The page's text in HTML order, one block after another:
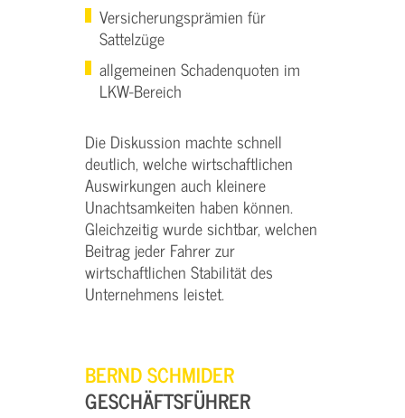
Versicherungsprämien für
Sattelzüge
allgemeinen Schadenquoten im
LKW-Bereich
Die Diskussion machte schnell
deutlich, welche wirtschaftlichen
Auswirkungen auch kleinere
Unachtsamkeiten haben können.
Gleichzeitig wurde sichtbar, welchen
Beitrag jeder Fahrer zur
wirtschaftlichen Stabilität des
Unternehmens leistet.
BERND SCHMIDER
GESCHÄFTSFÜHRER